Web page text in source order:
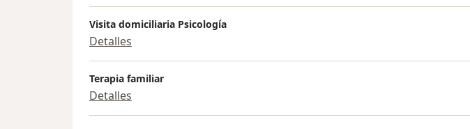
Visita domiciliaria Psicología
Detalles
Terapia familiar
Detalles